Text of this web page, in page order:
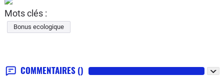
Mots clés :
Bonus ecologique
COMMENTAIRES ()